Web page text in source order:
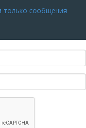
только сообщения